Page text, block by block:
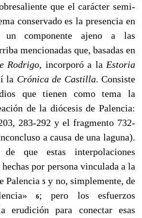
que el carácter semi-
conservado es la presencia en
un componente ajeno a las
mencionadas que, basadas en
Rodrigo, incorporó a la Estoria
la Crónica de Castilla. Consiste
que tienen como tema la
de la diócesis de Palencia:
283-292 y el fragmento 732-
a causa de una laguna).
que estas interpolaciones
por persona vinculada a la
Palencia 5 y no, simplemente, de
6; pero los esfuerzos
erudición para conectar esas